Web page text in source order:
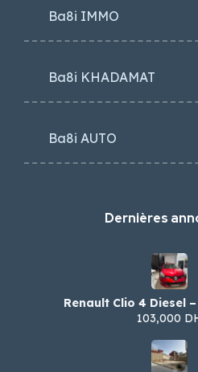
Ba8i IMMO
Ba8i KHADAMAT
Ba8i AUTO
Dernières
Renault Clio 4 Diesel
103,000